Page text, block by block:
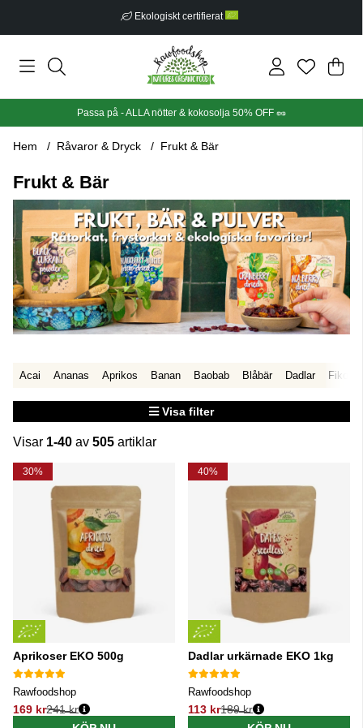
Fri frakt från 499 kr
Din
.
Passa på - ALLA nötter & kokosolja 50% OFF 🥜
Hem Råvaror & Dryck Frukt & Bär
Frukt & Bär
Acai Ananas Aprikos Banan Baobab Blåbär Dadlar Fikon
Visa filter
Visar 1-40 av 505 artiklar
Produkter
30%
Aprikoser EKO 500g
Rawfoodshop
169 kr
Ordinarie pris:
241 kr
40%
Dadlar urkärnade EKO 1kg
Rawfoodshop
113 kr
Ordinarie pris:
189 kr